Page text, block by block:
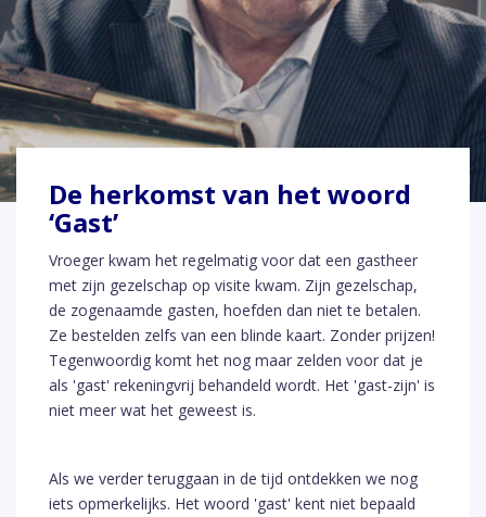
De herkomst van het woord
‘Gast’
Vroeger kwam het regelmatig voor dat een gastheer
met zijn gezelschap op visite kwam. Zijn gezelschap,
de zogenaamde gasten, hoefden dan niet te betalen.
Ze bestelden zelfs van een blinde kaart. Zonder prijzen!
Tegenwoordig komt het nog maar zelden voor dat je
als 'gast' rekeningvrij behandeld wordt. Het 'gast-zijn' is
niet meer wat het geweest is.
Als we verder teruggaan in de tijd ontdekken we nog
iets opmerkelijks. Het woord 'gast' kent niet bepaald